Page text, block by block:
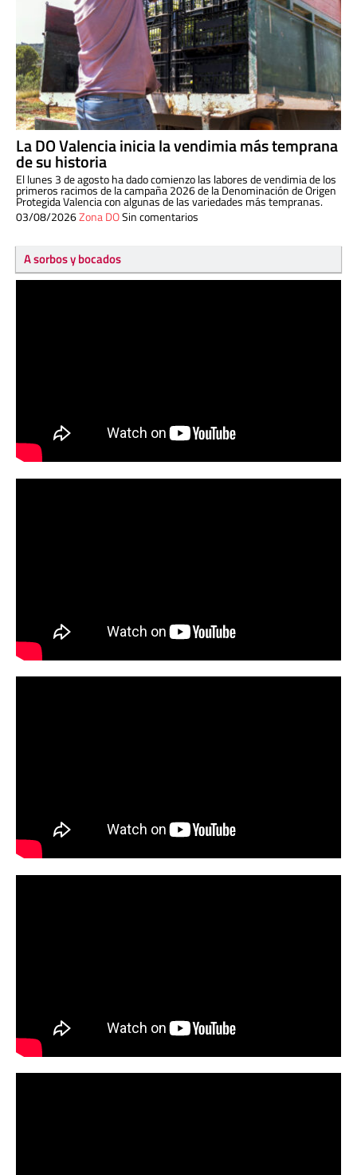
La DO Valencia inicia la vendimia más temprana
de su historia
El lunes 3 de agosto ha dado comienzo las labores de vendimia de los
primeros racimos de la campaña 2026 de la Denominación de Origen
Protegida Valencia con algunas de las variedades más tempranas.
03/08/2026Zona DOSin comentarios
A sorbos y bocados